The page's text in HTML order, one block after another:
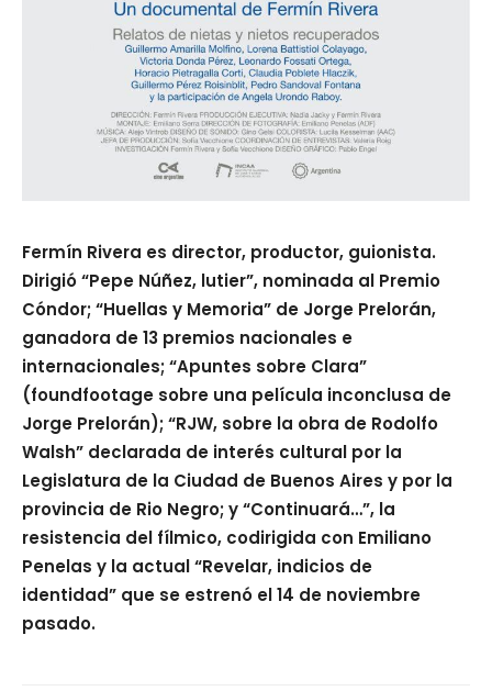
Fermín Rivera es director, productor, guionista.
Dirigió “Pepe Núñez, lutier”, nominada al Premio
Cóndor; “Huellas y Memoria” de Jorge Prelorán,
ganadora de 13 premios nacionales e
internacionales; “Apuntes sobre Clara”
(foundfootage sobre una película inconclusa de
Jorge Prelorán); “RJW, sobre la obra de Rodolfo
Walsh” declarada de interés cultural por la
Legislatura de la Ciudad de Buenos Aires y por la
provincia de Rio Negro; y “Continuará…”, la
resistencia del fílmico, codirigida con Emiliano
Penelas y la actual “Revelar, indicios de
identidad” que se estrenó el 14 de noviembre
pasado.